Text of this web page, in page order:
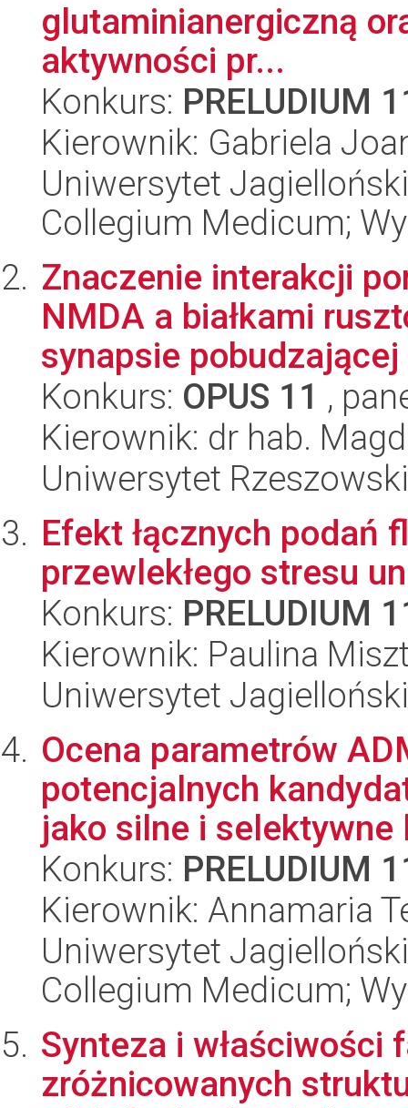
glutaminianergiczną
aktywności pr...
Konkurs: PRELUDIUM
Kierownik: Gabriela
Uniwersytet
Collegium Medicum;
Znaczenie interakcji
NMDA a białkami
synapsie
Konkurs: OPUS 11 ,
Kierownik: dr hab.
Uniwersytet
Efekt łącznych podań
przewlekłego stresu
Konkurs: PRELUDIUM
Kierownik: Paulina
Uniwersytet
Ocena parametrów
potencjalnych
jako silne i selektywne
Konkurs: PRELUDIUM
Kierownik: Annamaria
Uniwersytet
Collegium Medicum;
Synteza i właściwości
zróżnicowanych